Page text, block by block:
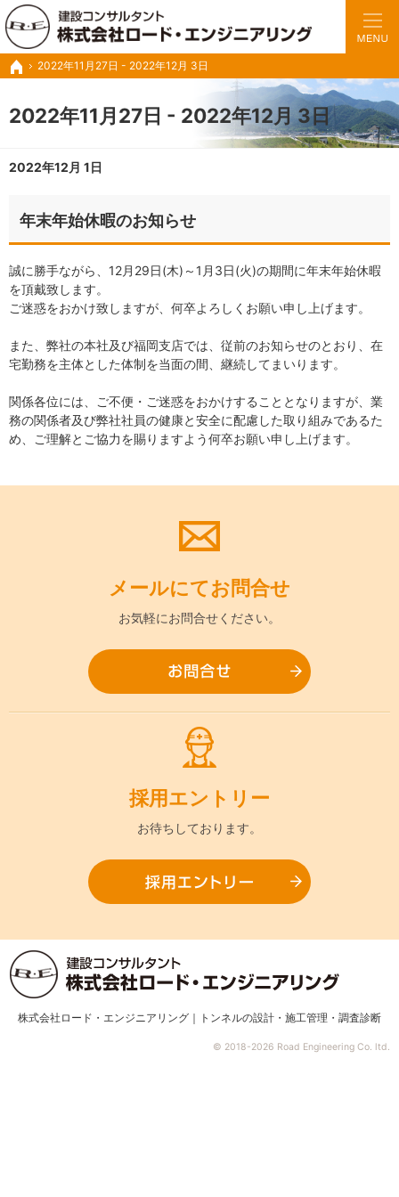
ホーム
2022年11月27日 - 2022年12月 3日
2022年11月27日 - 2022年12月 3日
豊富な実績と経験で、さまざまな業務に対応いたします。
トンネルの設計・施工管理・調査診断など建設コンサル ロードエンジニアリング
2022年12月 1日
年末年始休暇のお知らせ
誠に勝手ながら、12月29日(木)～1月3日(火)の期間に年末年始休暇
を頂戴致します。
ご迷惑をおかけ致しますが、何卒よろしくお願い申し上げます。
また、弊社の本社及び福岡支店では、従前のお知らせのとおり、在
宅勤務を主体とした体制を当面の間、継続してまいります。
関係各位には、ご不便・ご迷惑をおかけすることとなりますが、業
務の関係者及び弊社社員の健康と安全に配慮した取り組みであるた
め、ご理解とご協力を賜りますよう何卒お願い申し上げます。
メールにてお問合せ
お気軽にお問合せください。
採用エントリー
お待ちしております。
© 2018-2026 Road Engineering Co. ltd.
株式会社ロード・エンジニアリング｜トンネルの設計・施工管理・調査診断